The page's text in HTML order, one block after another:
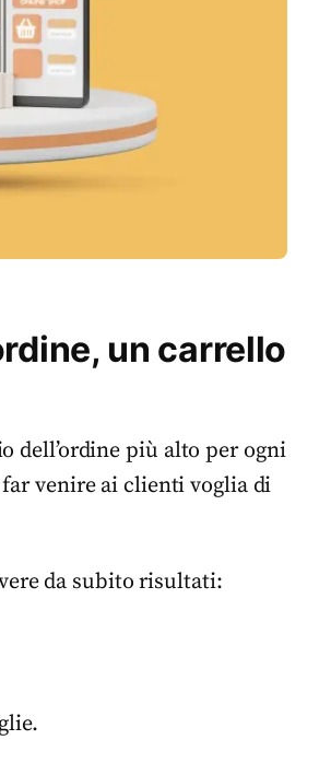
un carrello
dell’ordine più alto per ogni
venire ai clienti voglia di
da subito risultati: